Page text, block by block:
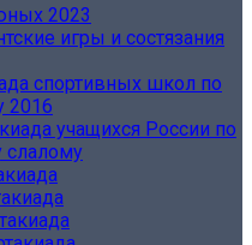
2023
игры и состязания
спортивных школ по
2016
учащихся России по
слалому